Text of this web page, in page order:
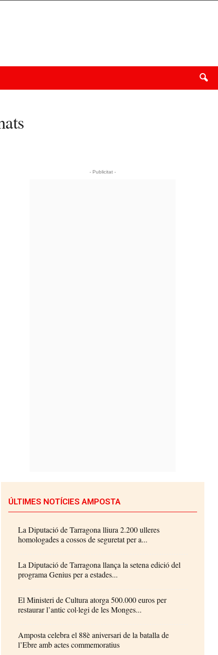
- Publicitat -
ÚLTIMES NOTÍCIES AMPOSTA
La Diputació de Tarragona lliura 2.200 ulleres
homologades a cossos de seguretat per a...
La Diputació de Tarragona llança la setena edició del
programa Genius per a estades...
El Ministeri de Cultura atorga 500.000 euros per
restaurar l’antic col·legi de les Monges...
Amposta celebra el 88è aniversari de la batalla de
l’Ebre amb actes commemoratius